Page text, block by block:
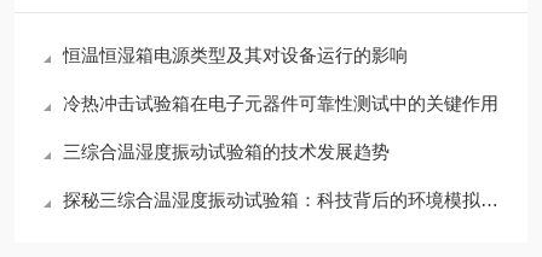
恒温恒湿箱电源类型及其对设备运行的影响
冷热冲击试验箱在电子元器件可靠性测试中的关键作用
三综合温湿度振动试验箱的技术发展趋势
探秘三综合温湿度振动试验箱：科技背后的环境模拟大师